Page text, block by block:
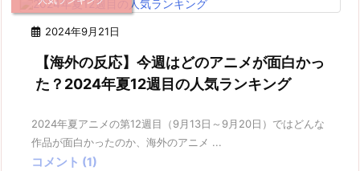
2024年9月21日
【海外の反応】今週はどのアニメが面白かっ
た？2024年夏12週目の人気ランキング
2024年夏アニメの第12週目（9月13日～9月20日）ではどんな
作品が面白かったのか、海外のアニメ ...
コメント (1)